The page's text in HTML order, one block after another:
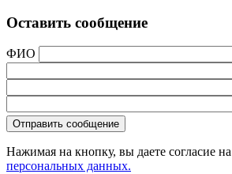
Оставить сообщение
ФИО
Нажимая на кнопку, вы даете согласие на
персональных данных.